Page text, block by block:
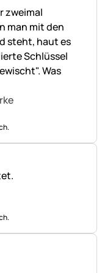
zweimal
man mit den
steht, haut es
Schlüssel
Was